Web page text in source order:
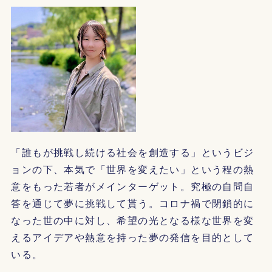
「誰もが挑戦し続ける社会を創造する」というビジ
ョンの下、本気で「世界を変えたい」という程の熱
意をもった若者がメインターゲット。究極の自問自
答を通じて夢に挑戦して貰う。コロナ禍で閉鎖的に
なった世の中に対し、希望の光となる様な世界を変
えるアイデアや熱意を持った夢の発信を目的として
いる。